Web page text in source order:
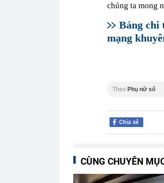
chúng ta mong
Bảng chi
mạng
Theo Phụ nữ số
Chia sẻ
CÙNG CHUYÊN